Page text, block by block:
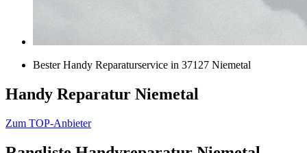
Bester Handy Reparaturservice in 37127 Niemetal
Handy Reparatur Niemetal
Zum TOP-Anbieter